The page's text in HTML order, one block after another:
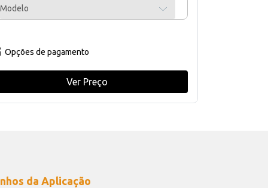
Modelo
Opções de pagamento
Ver Preço
da Aplicação